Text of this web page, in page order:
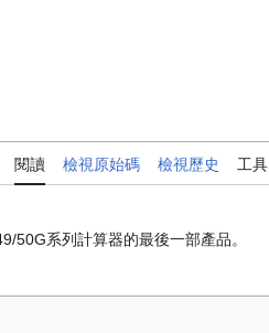
閱讀 檢視原始碼 檢視歷史 工具
50G系列計算器的最後一部產品。